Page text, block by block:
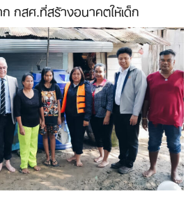
กสศ.ที่สร้างอนาคตให้เด็ก​